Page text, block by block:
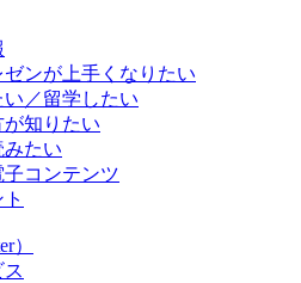
ンが上手くなりたい
／留学したい
知りたい
たい
コンテンツ
）